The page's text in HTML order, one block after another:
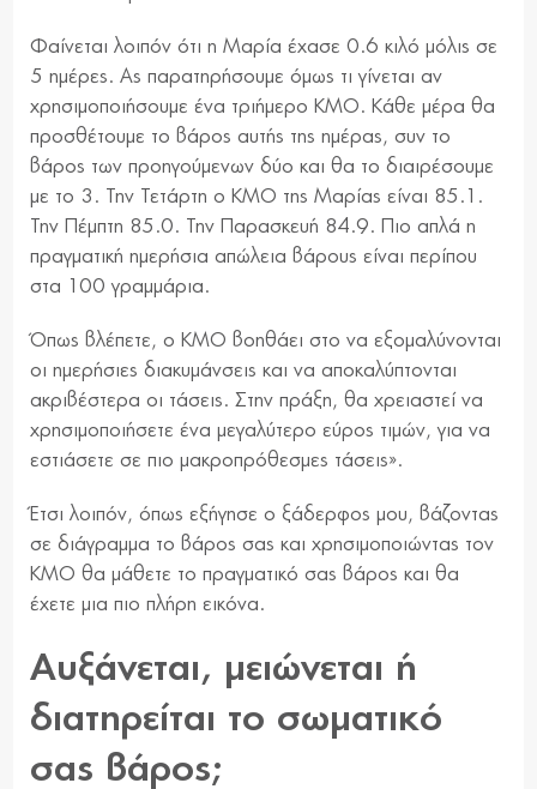
Φαίνεται λοιπόν ότι η Μαρία έχασε 0.6 κιλό μόλις σε
5 ημέρες. Ας παρατηρήσουμε όμως τι γίνεται αν
χρησιμοποιήσουμε ένα τριήμερο ΚΜΟ. Κάθε μέρα θα
προσθέτουμε το βάρος αυτής της ημέρας, συν το
βάρος των προηγούμενων δύο και θα το διαιρέσουμε
με το 3. Την Τετάρτη ο ΚΜΟ της Μαρίας είναι 85.1.
Την Πέμπτη 85.0. Την Παρασκευή 84.9. Πιο απλά η
πραγματική ημερήσια απώλεια βάρους είναι περίπου
στα 100 γραμμάρια.
Όπως βλέπετε, ο ΚΜΟ βοηθάει στο να εξομαλύνονται
οι ημερήσιες διακυμάνσεις και να αποκαλύπτονται
ακριβέστερα οι τάσεις. Στην πράξη, θα χρειαστεί να
χρησιμοποιήσετε ένα μεγαλύτερο εύρος τιμών, για να
εστιάσετε σε πιο μακροπρόθεσμες τάσεις».
Έτσι λοιπόν, όπως εξήγησε ο ξάδερφος μου, βάζοντας
σε διάγραμμα το βάρος σας και χρησιμοποιώντας τον
ΚΜΟ θα μάθετε το πραγματικό σας βάρος και θα
έχετε μια πιο πλήρη εικόνα.
Αυξάνεται, μειώνεται ή
διατηρείται το σωματικό
σας βάρος;